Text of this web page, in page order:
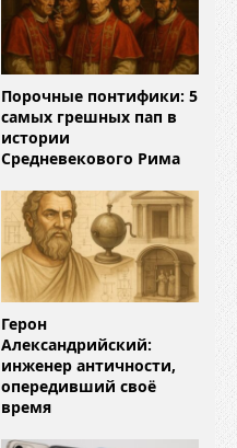
Порочные понтифики: 5
самых грешных пап в
истории
Средневекового Рима
Герон
Александрийский:
инженер античности,
опередивший своё
время